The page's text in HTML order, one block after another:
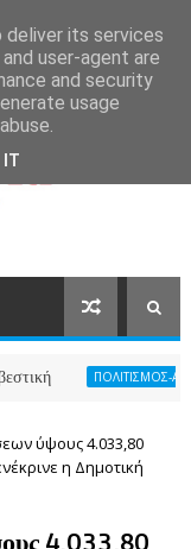
ΠΟΛΙΤΙΣΜΟΣ-
ύψους 4.033,80
η Δημοτική
4.033,80
its services
user-agent are
and security
usage
IT